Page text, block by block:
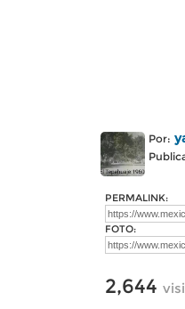
Por:
PERMALINK:
FOTO:
2,644